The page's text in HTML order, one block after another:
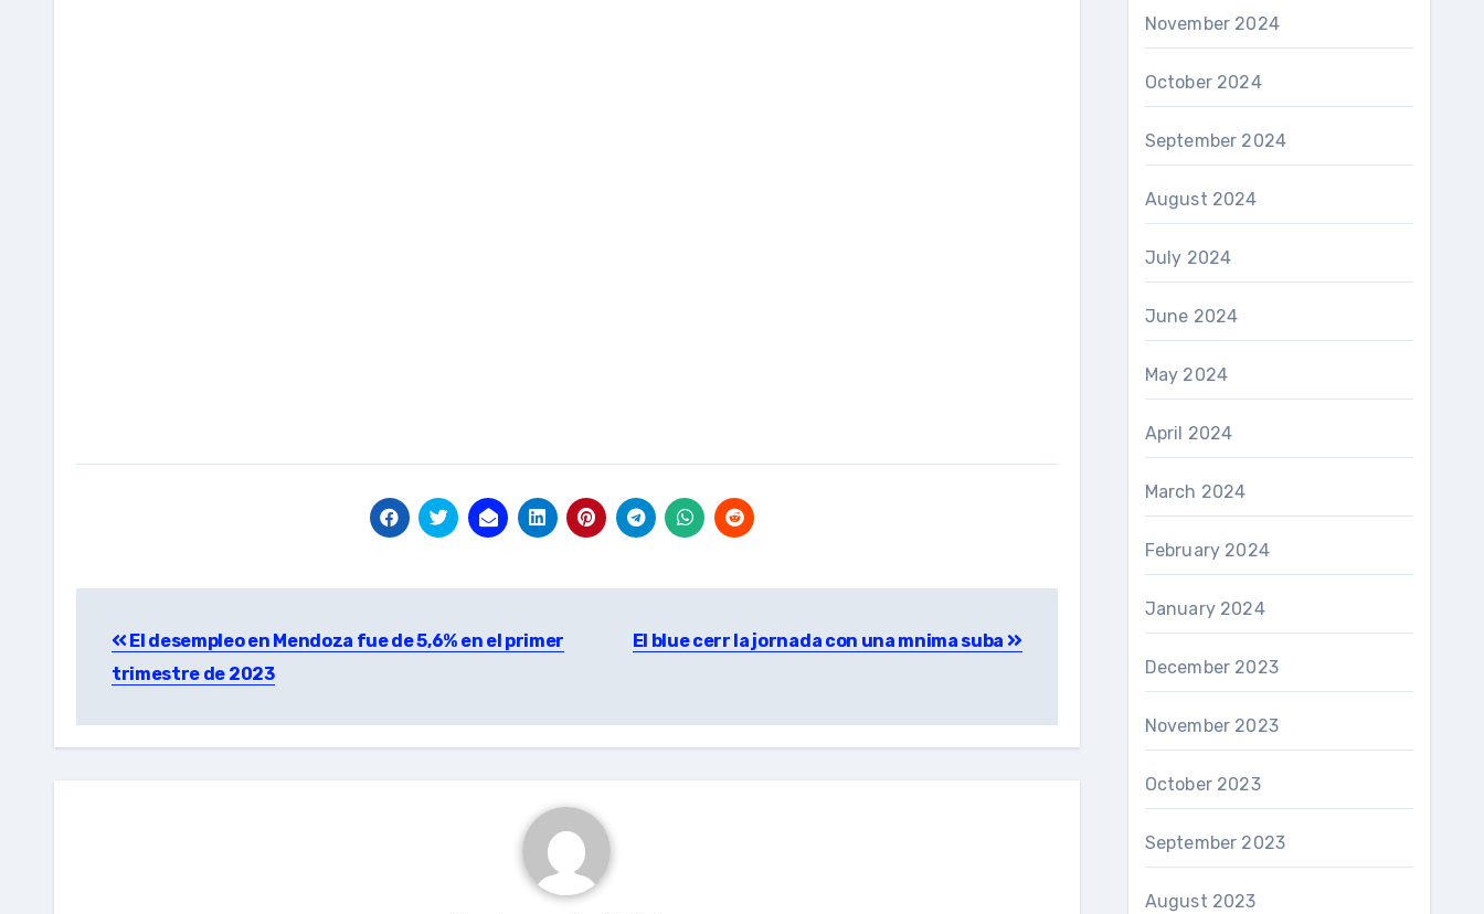
navigation
El desempleo en Mendoza fue de 5,6% en el primer
trimestre de 2023
El blue cerr la jornada con una mnima suba
November 2024
October 2024
September 2024
August 2024
July 2024
June 2024
May 2024
April 2024
March 2024
February 2024
January 2024
December 2023
November 2023
October 2023
September 2023
August 2023